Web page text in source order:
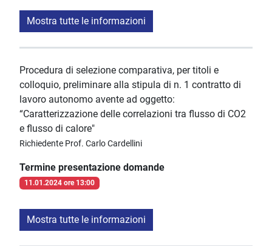
Mostra tutte le informazioni
Procedura di selezione comparativa, per titoli e
colloquio, preliminare alla stipula di n. 1 contratto di
lavoro autonomo avente ad oggetto:
“Caratterizzazione delle correlazioni tra flusso di CO2
e flusso di calore"
Richiedente Prof. Carlo Cardellini
Termine presentazione domande
11.01.2024 ore 13:00
Mostra tutte le informazioni